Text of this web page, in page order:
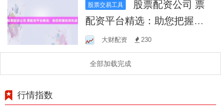
股票交易工具
配资平台精选：助您把握投
资机遇！
大财配资 230
全部加载完成
行情指数